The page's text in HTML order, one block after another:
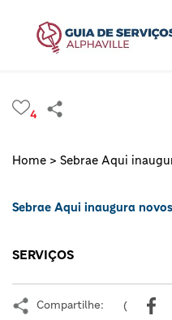
4
Home > Sebrae Aqui
Sebrae Aqui inaugura
SERVIÇOS
Compartilhe: (